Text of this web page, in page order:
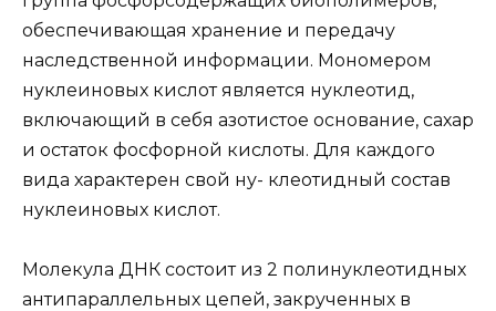
обеспечивающая хранение и передачу
наследственной информации. Мономером
нуклеиновых кислот является нуклеотид,
включающий в себя азотистое основание, сахар
и остаток фосфорной кислоты. Для каждого
вида характерен свой ну- клеотидный состав
нуклеиновых кислот.
Молекула ДНК состоит из 2 полинуклеотидных
антипараллельных цепей, закрученных в